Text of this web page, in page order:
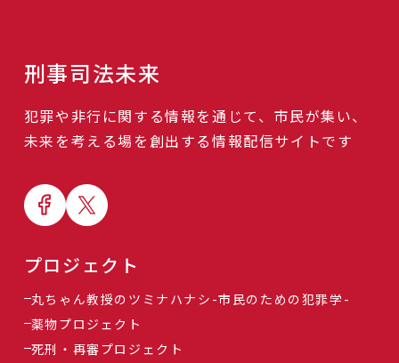
刑事司法未来
犯罪や非行に関する情報を通じて、市民が集い、
未来を考える場を創出する情報配信サイトです
プロジェクト
丸ちゃん教授のツミナハナシ-市民のための犯罪学-
薬物プロジェクト
死刑・再審プロジェクト